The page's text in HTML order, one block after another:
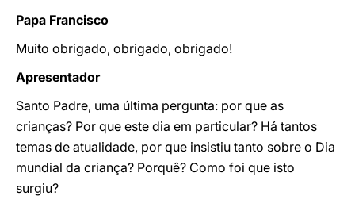
Papa Francisco
Muito obrigado, obrigado, obrigado!
Apresentador
Santo Padre, uma última pergunta: por que as
crianças? Por que este dia em particular? Há tantos
temas de atualidade, por que insistiu tanto sobre o Dia
mundial da criança? Porquê? Como foi que isto
surgiu?